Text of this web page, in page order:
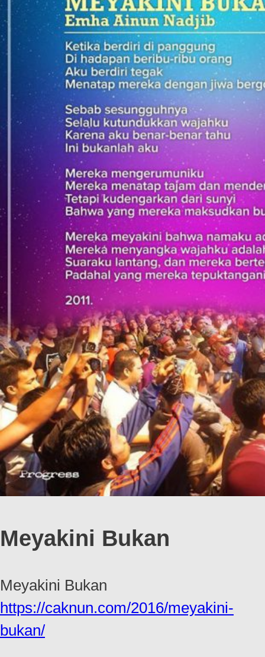
Meyakini Bukan
Meyakini Bukan
https://caknun.com/2016/meyakini-
bukan/